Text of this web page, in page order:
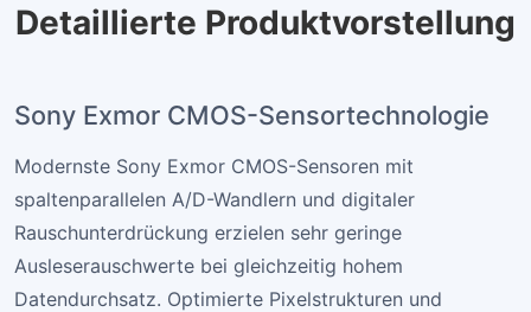
Detaillierte Produktvorstellung
Sony Exmor CMOS-Sensortechnologie
Modernste Sony Exmor CMOS-Sensoren mit
spaltenparallelen A/D-Wandlern und digitaler
Rauschunterdrückung erzielen sehr geringe
Ausleserauschwerte bei gleichzeitig hohem
Datendurchsatz. Optimierte Pixelstrukturen und